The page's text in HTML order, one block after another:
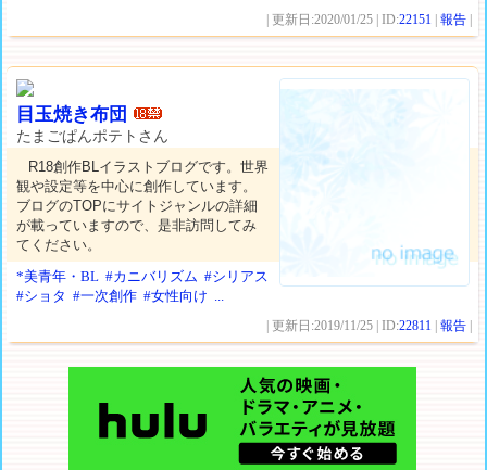
| 更新日:2020/01/25 | ID:22151 |報告
目玉焼き布団
たまごぱんポテトさん
R18創作BLイラストブログです。世界
観や設定等を中心に創作しています。
ブログのTOPにサイトジャンルの詳細
が載っていますので、是非訪問してみ
てください。
*美青年・BL #カニバリズム #シリアス
#ショタ #一次創作 #女性向け ...
| 更新日:2019/11/25 | ID:22811 |報告